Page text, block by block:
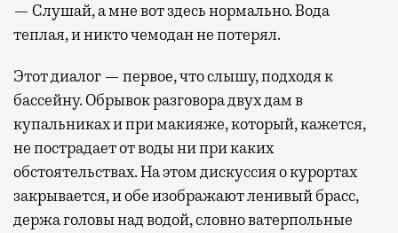
— Слушай, а мне вот здесь нормально. Вода
теплая, и никто чемодан не потерял.
Этот диалог — первое, что слышу, подходя к
бассейну. Обрывок разговора двух дам в
купальниках и при макияже, который, кажется,
не пострадает от воды ни при каких
обстоятельствах. На этом дискуссия о курортах
закрывается, и обе изображают ленивый брасс,
держа головы над водой, словно ватерпольные